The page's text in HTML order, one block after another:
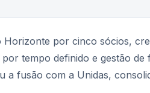
Horizonte por cinco sócios,
tempo definido e gestão de
a fusão com a Unidas,